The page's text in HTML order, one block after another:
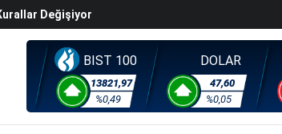
Değişiyor
Sürüyor
(31 Temmuz 2026)
Rallisi Risk Iştahını Artırdı
Döviz Ve Altında Son Durum Ne? (31 Temmuz
BIST 100
13821,97
%0,49
DOLAR
47,60
%0,05